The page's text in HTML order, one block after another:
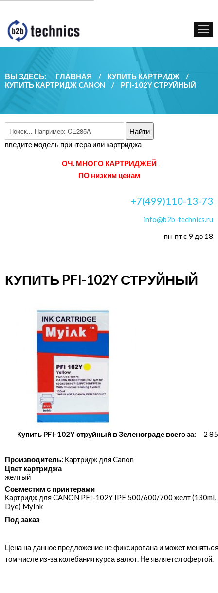
КУПИТЬ КАРТРИДЖ
ГОС. УЧРЕЖДЕНИЯМ
КОНТАКТЫ
ВЫ ЗДЕСЬ: ГЛАВНАЯ / КУПИТЬ КАРТРИДЖ
/
КУПИТЬ КАРТРИДЖ CANON
/ PFI-102Y СТРУЙНЫЙ
введите модель принтера или картриджа
ОЧ. МНОГО КАРТРИДЖЕЙ
ПО низким ценам
+7(499)110-13-73
info@b2b-technics.ru
пн-пт с 9 до 18
КУПИТЬ PFI-102Y СТРУЙНЫЙ
Купить PFI-102Y струйный в Зеленограде всего за: 2
Производитель: Картридж для Canon
Цвет картриджа
желтый
Совместим с принтерами
Картридж для CANON PFI-102Y IPF 500/​600/​700 желт (130ml,
Dye) MyInk
Под заказ
Цена на данное предложение не фиксирована и может
том числе из-за колебания курса валют. Не является офертой.